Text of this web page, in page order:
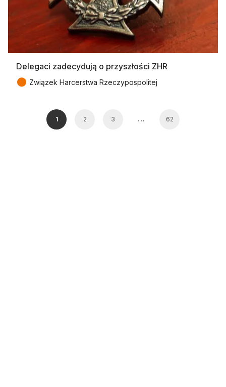
Delegaci zadecydują o przyszłości ZHR
● Związek Harcerstwa Rzeczypospolitej
1 2 3 … 62